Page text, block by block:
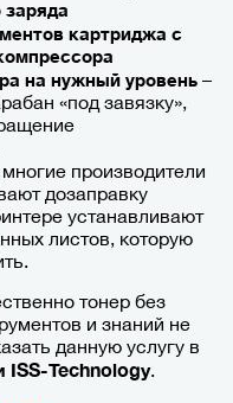
заряда
картриджа с
на нужный уровень –
«под завязку»,
многие производители
дозаправку
устанавливают
листов, которую
тонер без
и знаний не
данную услугу в
ISS-Technology.